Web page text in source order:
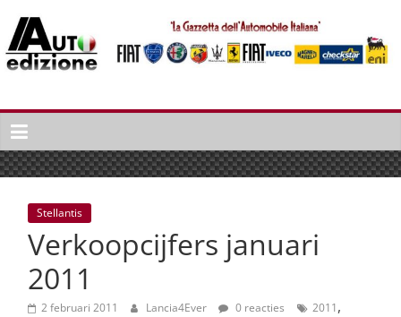
naar
inhoud
Auto
Edizione
La
Gazetta
dell'Automobile
Italiana
Italiaans
autonieuws
Stellantis
Verkoopcijfers januari
2011
2 februari 2011 Lancia4Ever 0 reacties 2011,